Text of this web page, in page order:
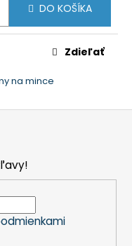
DO KOŠÍKA
na mince
Zdieľať